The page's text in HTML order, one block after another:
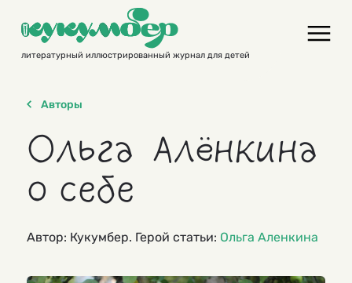
contentлитературный иллюстрированный журнал для детей
Авторы
Ольга Алёнкина
о себе
Автор: Кукумбер. Герой статьи: Ольга Аленкина